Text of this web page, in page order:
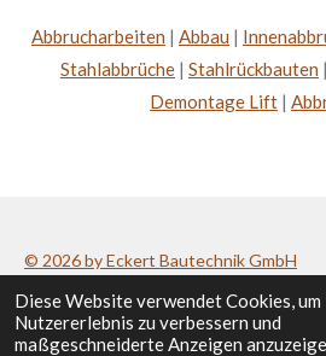
Diese Website verwendet Cookies, um
Nutzererlebnis zu verbessern und
maßgeschneiderte Anzeigen
Abbrucharbeiten | Abbau |
Stahlabbrüche | Stahlrückbauten |
Demontage Lift |
© 2026 by Eckert Bautechnik GmbH
Datenschutzerklärung